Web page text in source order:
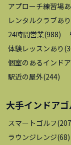
アプローチ練習場
レンタルクラブあり
24時間営業(988)
体験レッスンあり (
個室のあるインドア
駅近の屋外(244)
大手インドア
スマートゴルフ(207
ラウンジレンジ(68)